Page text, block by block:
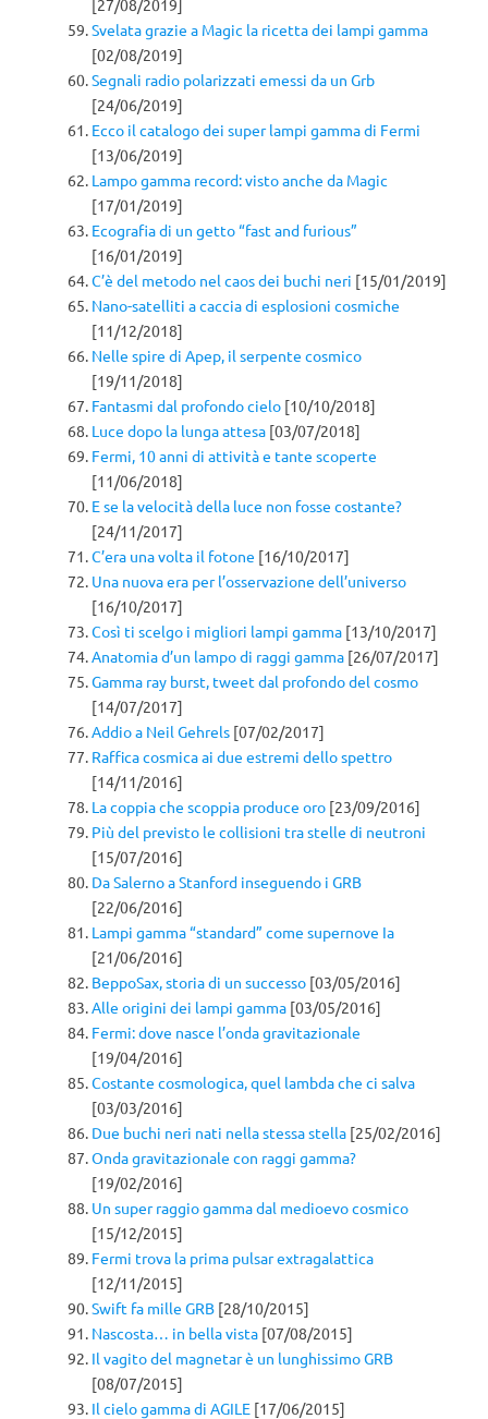
[27/08/2019]
Svelata grazie a Magic la ricetta dei lampi gamma
[02/08/2019]
Segnali radio polarizzati emessi da un Grb
[24/06/2019]
Ecco il catalogo dei super lampi gamma di Fermi
[13/06/2019]
Lampo gamma record: visto anche da Magic
[17/01/2019]
Ecografia di un getto “fast and furious”
[16/01/2019]
C’è del metodo nel caos dei buchi neri [15/01/2019]
Nano-satelliti a caccia di esplosioni cosmiche
[11/12/2018]
Nelle spire di Apep, il serpente cosmico
[19/11/2018]
Fantasmi dal profondo cielo [10/10/2018]
Luce dopo la lunga attesa [03/07/2018]
Fermi, 10 anni di attività e tante scoperte
[11/06/2018]
E se la velocità della luce non fosse costante?
[24/11/2017]
C’era una volta il fotone [16/10/2017]
Una nuova era per l’osservazione dell’universo
[16/10/2017]
Così ti scelgo i migliori lampi gamma [13/10/2017]
Anatomia d’un lampo di raggi gamma [26/07/2017]
Gamma ray burst, tweet dal profondo del cosmo
[14/07/2017]
Addio a Neil Gehrels [07/02/2017]
Raffica cosmica ai due estremi dello spettro
[14/11/2016]
La coppia che scoppia produce oro [23/09/2016]
Più del previsto le collisioni tra stelle di neutroni
[15/07/2016]
Da Salerno a Stanford inseguendo i GRB
[22/06/2016]
Lampi gamma “standard” come supernove Ia
[21/06/2016]
BeppoSax, storia di un successo [03/05/2016]
Alle origini dei lampi gamma [03/05/2016]
Fermi: dove nasce l’onda gravitazionale
[19/04/2016]
Costante cosmologica, quel lambda che ci salva
[03/03/2016]
Due buchi neri nati nella stessa stella [25/02/2016]
Onda gravitazionale con raggi gamma?
[19/02/2016]
Un super raggio gamma dal medioevo cosmico
[15/12/2015]
Fermi trova la prima pulsar extragalattica
[12/11/2015]
Swift fa mille GRB [28/10/2015]
Nascosta… in bella vista [07/08/2015]
Il vagito del magnetar è un lunghissimo GRB
[08/07/2015]
Il cielo gamma di AGILE [17/06/2015]